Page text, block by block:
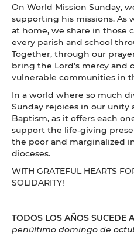
On World Mission Sunday,
supporting his missions. As
at home, we share in those
every parish and school
Together, through our
bring the Lord’s mercy
vulnerable communities in
In a world where so much
Sunday rejoices in our unity
Baptism, as it offers each
support the life-giving
the poor and marginalized in
dioceses.
WITH GRATEFUL HEARTS
SOLIDARITY!
TODOS LOS AÑOS SUCEDE
penúltimo domingo de